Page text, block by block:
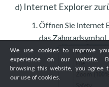
d) Internet Explorer
Öffnen Sie Internet
das Zahnradsymbol.
We use cookies to improve
experience on our website.
browsing this website, you agree
our use of cookies.